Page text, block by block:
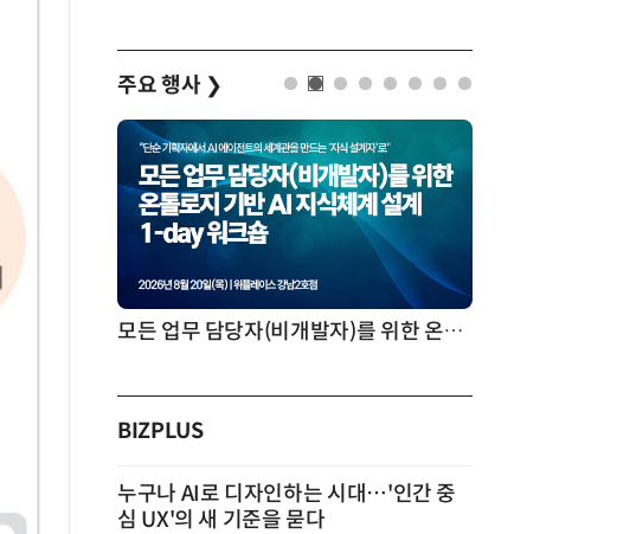
주요 행사 ❯
모든 업무 담당자(비개발자)를 위한 온톨로지 기반 AI 지식체계 설계 1-day 워크숍
BIZPLUS
누구나 AI로 디자인하는 시대…'인간 중
심 UX'의 새 기준을 묻다